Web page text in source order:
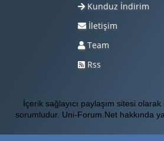
Kunduz İndirim
İletişim
Team
Rss
İçerik sağlayıcı paylaşım sitesi
sorumludur. Uni-Forum.Net hakkında